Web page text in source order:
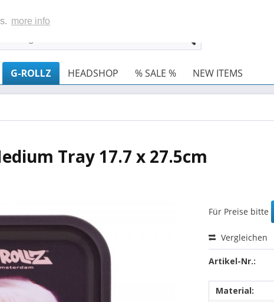
more info
G-ROLLZ HEADSHOP % SALE % NEW ITEMS
Tray 17.7 x 27.5cm
Für Preise bitte
Vergleichen
Artikel-Nr.:
Material: